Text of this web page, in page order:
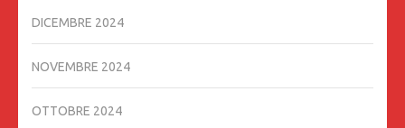
DICEMBRE 2024
NOVEMBRE 2024
OTTOBRE 2024